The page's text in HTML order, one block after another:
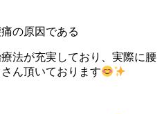
の原因である
法が充実しており、実際に腰
ん頂いております